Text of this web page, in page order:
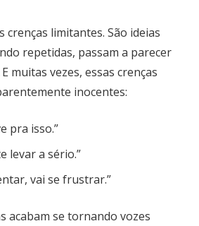
crenças limitantes. São ideias
repetidas, passam a parecer
muitas vezes, essas crenças
inocentes:
pra isso.”
levar a sério.”
vai se frustrar.”
acabam se tornando vozes